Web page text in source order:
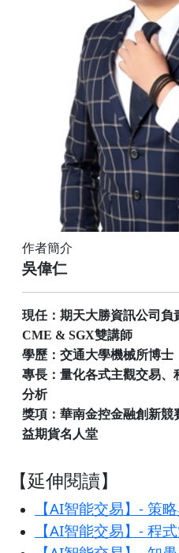
作者簡介
吳偉仁
現任：期天大勝資訊公司負
CME & SGX雙講師
學歷：交通大學機械所博士
專長：量化各式主觀交易、
分析
獎項：華南金控金融創新競
益期貨名人堂
【延伸閱讀】
【AI智能交易】- 策
【AI智能交易】- 程